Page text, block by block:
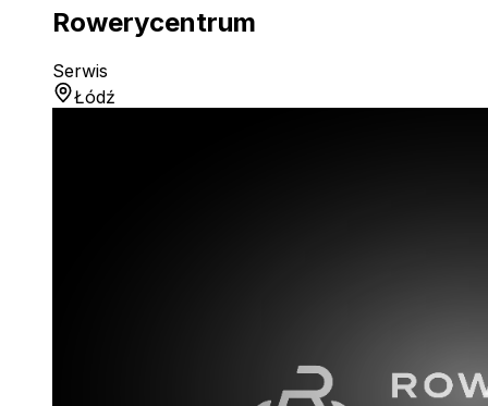
Rowerycentrum
Serwis
Łódź